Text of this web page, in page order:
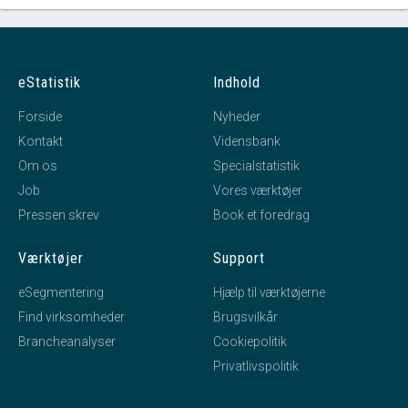
eStatistik
Forside
Kontakt
Om os
Job
Pressen skrev
Indhold
Nyheder
Vidensbank
Specialstatistik
Vores værktøjer
Book et foredrag
Værktøjer
eSegmentering
Find virksomheder
Brancheanalyser
Support
Hjælp til værktøjerne
Brugsvilkår
Cookiepolitik
Privatlivspolitik